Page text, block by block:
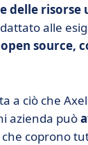
delle risorse
alle
source,
a ciò che
azienda può
coprono